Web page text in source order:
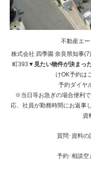
不動産エ
株式会社 四季園 奈良県知事
町393 ▼見たい物件が決まっ
けOK予約は
予約ダイヤ
※当日等お急ぎの場合便利で
応、社員が勤務時間にお返事
資
質問･資料
予約･相談